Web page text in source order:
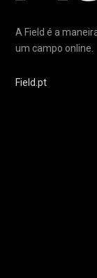
A Field é a
um campo online.
Field.pt